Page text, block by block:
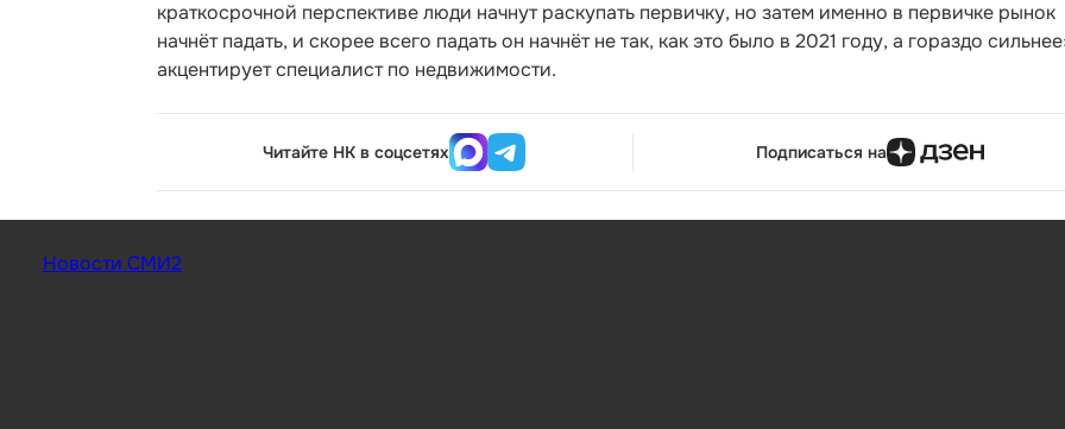
краткосрочной перспективе люди начнут раскупать первичку, но затем именно в первичке рынок
начнёт падать, и скорее всего падать он начнёт не так, как это было в 2021 году, а гораздо
акцентирует специалист по недвижимости.
Читайте НК в соцсетях Подписаться на
Новости СМИ2